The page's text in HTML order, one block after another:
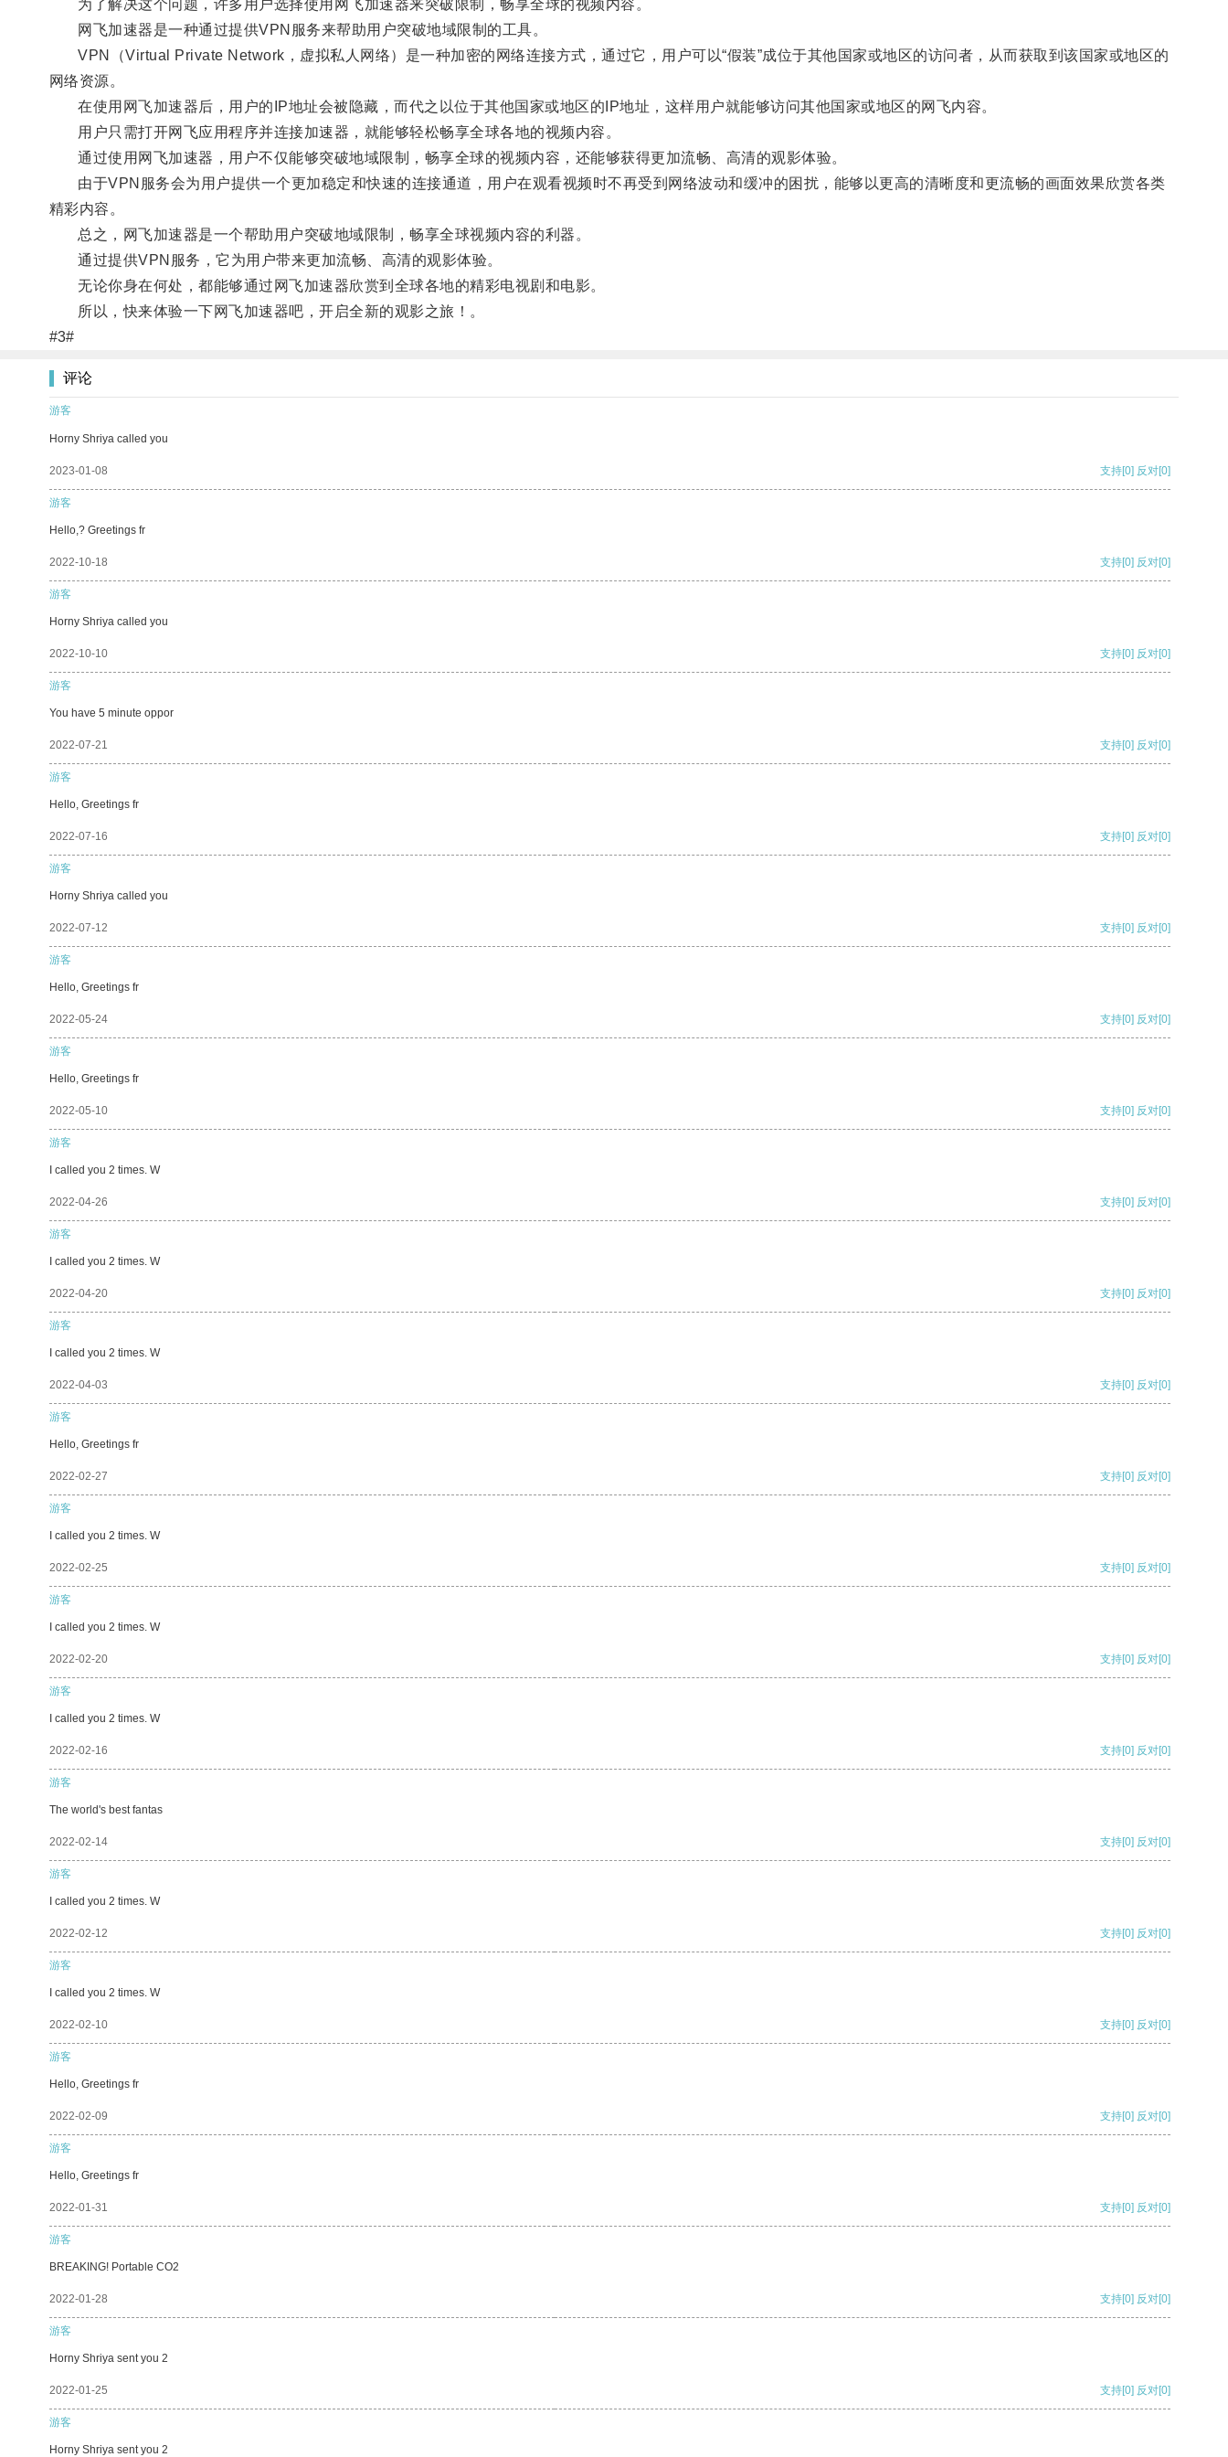
为了解决这个问题，许多用户选择使用网飞加速器来突破限制，畅享全球的视频内容。
网飞加速器是一种通过提供VPN服务来帮助用户突破地域限制的工具。
VPN（Virtual Private Network，虚拟私人网络）是一种加密的网络连接方式，通过它，用户可以“假装”成位于其他国家或地区的访问者，从而获取到该国家或地区的
网络资源。
在使用网飞加速器后，用户的IP地址会被隐藏，而代之以位于其他国家或地区的IP地址，这样用户就能够访问其他国家或地区的网飞内容。
用户只需打开网飞应用程序并连接加速器，就能够轻松畅享全球各地的视频内容。
通过使用网飞加速器，用户不仅能够突破地域限制，畅享全球的视频内容，还能够获得更加流畅、高清的观影体验。
由于VPN服务会为用户提供一个更加稳定和快速的连接通道，用户在观看视频时不再受到网络波动和缓冲的困扰，能够以更高的清晰度和更流畅的画面效果欣赏各类
精彩内容。
总之，网飞加速器是一个帮助用户突破地域限制，畅享全球视频内容的利器。
通过提供VPN服务，它为用户带来更加流畅、高清的观影体验。
无论你身在何处，都能够通过网飞加速器欣赏到全球各地的精彩电视剧和电影。
所以，快来体验一下网飞加速器吧，开启全新的观影之旅！。
#3#
评论
游客
Horny Shriya called you
2023-01-08 支持[0] 反对[0]
游客
Hello,? Greetings fr
2022-10-18 支持[0] 反对[0]
游客
Horny Shriya called you
2022-10-10 支持[0] 反对[0]
游客
You have 5 minute oppor
2022-07-21 支持[0] 反对[0]
游客
Hello, Greetings fr
2022-07-16 支持[0] 反对[0]
游客
Horny Shriya called you
2022-07-12 支持[0] 反对[0]
游客
Hello, Greetings fr
2022-05-24 支持[0] 反对[0]
游客
Hello, Greetings fr
2022-05-10 支持[0] 反对[0]
游客
I called you 2 times. W
2022-04-26 支持[0] 反对[0]
游客
I called you 2 times. W
2022-04-20 支持[0] 反对[0]
游客
I called you 2 times. W
2022-04-03 支持[0] 反对[0]
游客
Hello, Greetings fr
2022-02-27 支持[0] 反对[0]
游客
I called you 2 times. W
2022-02-25 支持[0] 反对[0]
游客
I called you 2 times. W
2022-02-20 支持[0] 反对[0]
游客
I called you 2 times. W
2022-02-16 支持[0] 反对[0]
游客
The world's best fantas
2022-02-14 支持[0] 反对[0]
游客
I called you 2 times. W
2022-02-12 支持[0] 反对[0]
游客
I called you 2 times. W
2022-02-10 支持[0] 反对[0]
游客
Hello, Greetings fr
2022-02-09 支持[0] 反对[0]
游客
Hello, Greetings fr
2022-01-31 支持[0] 反对[0]
游客
BREAKING! Portable CO2
2022-01-28 支持[0] 反对[0]
游客
Horny Shriya sent you 2
2022-01-25 支持[0] 反对[0]
游客
Horny Shriya sent you 2